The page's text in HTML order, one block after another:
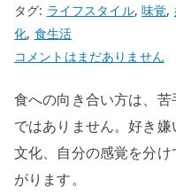
芋
と
ば
へ
タグ: ライフスタイル,味覚,
化, 食生活
食
の
向
き
コメントはまだありません
食への向き合い方は、
ではありません。好き嫌
文化、自分の感覚を分
がります。